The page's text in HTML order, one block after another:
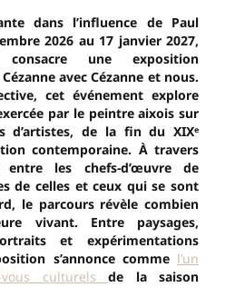
dans l’influence de Paul
2026 au 17 janvier 2027,
une exposition
avec Cézanne et nous.
cet événement explore
par le peintre aixois sur
d’artistes, de la fin du XIXᵉ
contemporaine. À travers
les chefs-d’œuvre de
de celles et ceux qui se sont
le parcours révèle combien
vivant. Entre paysages,
et expérimentations
s’annonce comme l’un
culturels de la saison